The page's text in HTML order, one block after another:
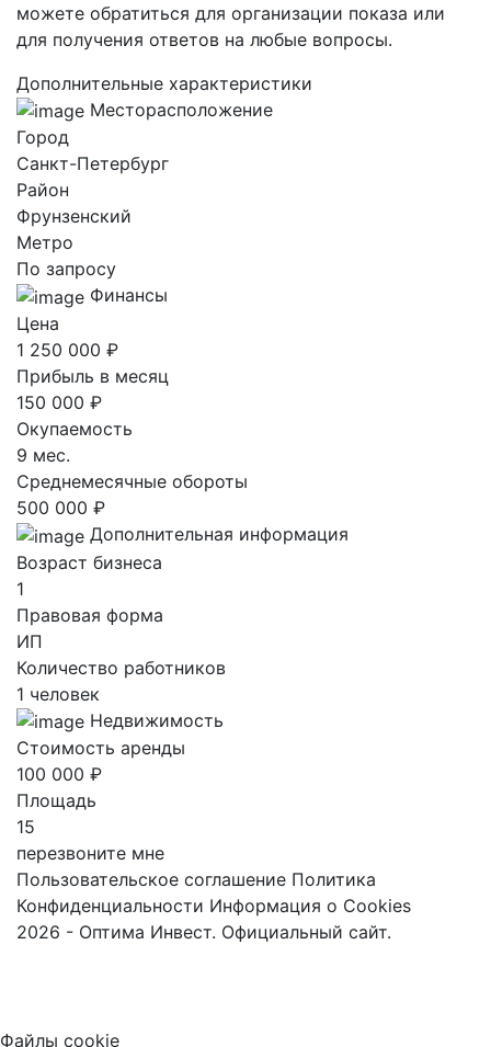
можете обратиться для организации показа или
для получения ответов на любые вопросы.
Дополнительные характеристики
Месторасположение
Город
Санкт-Петербург
Район
Фрунзенский
Метро
По запросу
Финансы
Цена
1 250 000 ₽
Прибыль в месяц
150 000 ₽
Окупаемость
9 мес.
Среднемесячные обороты
500 000 ₽
Дополнительная информация
Возраст бизнеса
1
Правовая форма
ИП
Количество работников
1 человек
Недвижимость
Стоимость аренды
100 000 ₽
Площадь
15
перезвоните мне
Пользовательское соглашение Политика
Конфиденциальности Информация о Cookies
2026 - Оптима Инвест. Официальный сайт.
Файлы cookie